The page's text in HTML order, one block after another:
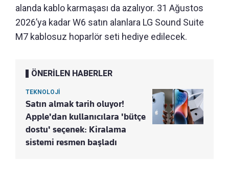
alanda kablo karmaşası da azalıyor. 31 Ağustos
2026’ya kadar W6 satın alanlara LG Sound Suite
M7 kablosuz hoparlör seti hediye edilecek.
ÖNERİLEN HABERLER
TEKNOLOJİ
Satın almak tarih oluyor!
Apple'dan kullanıcılara 'bütçe
dostu' seçenek: Kiralama
sistemi resmen başladı